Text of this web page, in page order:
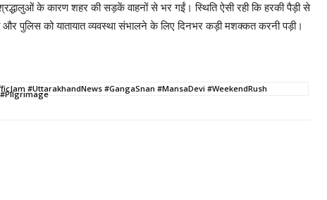
के कारण शहर की सड़कें वाहनों से भर गईं। स्थिति ऐसी रही कि हरकी पैड़ी से
पुलिस को यातायात व्यवस्था संभालने के लिए दिनभर कड़ी मशक्कत करनी पड़ी।
#UttarakhandNews #GangaSnan #MansaDevi #WeekendRush